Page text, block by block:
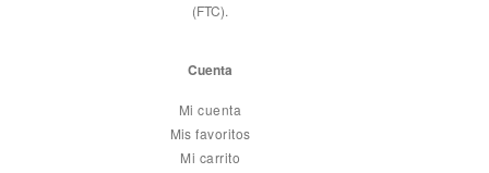
(FTC).
Cuenta
Mi cuenta
Mis favoritos
Mi carrito